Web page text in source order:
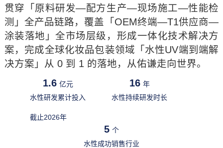
贯穿「原料研发—配方生产—现场施工—性能检
测」全产品链路，覆盖「OEM终端—T1供应商—
涂装落地」全市场层级，形成一体化技术解决方
案，完成全球化妆品包装领域「水性UV端到端解
决方案」从 0 到 1 的落地，从佑谦走向世界。
1.6 亿元
水性研发累计投入
截止2026年
16 年
水性持续研发时长
5 个
水性成功销售行业